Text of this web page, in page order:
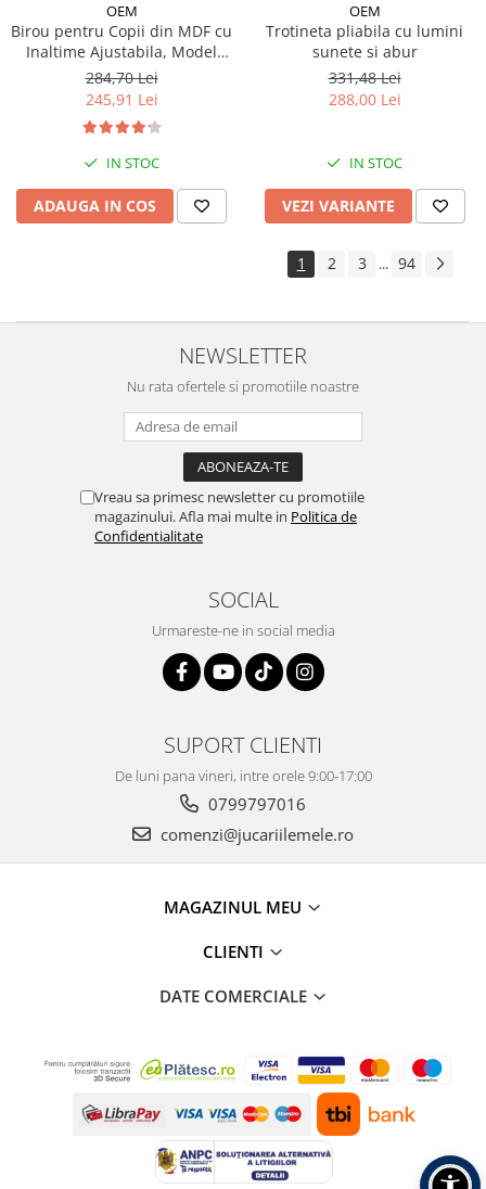
OEM
Birou pentru Copii din MDF cu
Inaltime Ajustabila, Model
Capsunica Roz
284,70 Lei
245,91 Lei
IN STOC
ADAUGA IN COS
OEM
Trotineta pliabila cu lumini
sunete si abur
331,48 Lei
288,00 Lei
IN STOC
VEZI VARIANTE
1 2 3 ... 94
NEWSLETTER
Nu rata ofertele si promotiile noastre
Vreau sa primesc newsletter cu promotiile
magazinului. Afla mai multe in Politica de
Confidentialitate
SOCIAL
Urmareste-ne in social media
SUPORT CLIENTI
De luni pana vineri, intre orele 9:00-17:00
0799797016
comenzi@jucariilemele.ro
MAGAZINUL MEU
CLIENTI
DATE COMERCIALE